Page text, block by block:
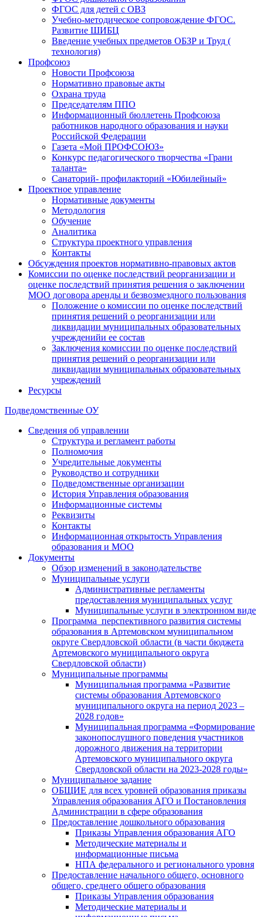
ФГОС для детей с ОВЗ
Учебно-методическое сопровождение ФГОС.
Развитие ШИБЦ
Введение учебных предметов ОБЗР и Труд (
технология)
Профсоюз
Новости Профсоюза
Нормативно правовые акты
Охрана труда
Председателям ППО
Информационный бюллетень Профсоюза
работников народного образования и науки
Российской Федерации
Газета «Мой ПРОФСОЮЗ»
Конкурс педагогического творчества «Грани
таланта»
Санаторий- профилакторий «Юбилейный»
Проектное управление
Нормативные документы
Методология
Обучение
Аналитика
Структура проектного управления
Контакты
Обсуждения проектов нормативно-правовых актов
Комиссии по оценке последствий реорганизации и
оценке последствий принятия решения о заключении
МОО договора аренды и безвозмездного пользования
Положение о комиссии по оценке последствий
принятия решений о реорганизации или
ликвидации муниципальных образовательных
учрежденийи ее состав
Заключения комиссии по оценке последствий
принятия решений о реорганизации или
ликвидации муниципальных образовательных
учреждений
Ресурсы
Подведомственные ОУ
Сведения об управлении
Структура и регламент работы
Полномочия
Учредительные документы
Руководство и сотрудники
Подведомственные организации
История Управления образования
Информационные системы
Реквизиты
Контакты
Информационная открытость Управления
образования и МОО
Документы
Обзор изменений в законодательстве
Муниципальные услуги
Административные регламенты
предоставления муниципальных услуг
Муниципальные услуги в электронном виде
Программа перспективного развития системы
образования в Артемовском муниципальном
округе Свердловской области (в части бюджета
Артемовского муниципального округа
Свердловской области)
Муниципальные программы
Муниципальная программа «Развитие
системы образования Артемовского
муниципального округа на период 2023 –
2028 годов»
Муниципальная программа «Формирование
законопослушного поведения участников
дорожного движения на территории
Артемовского муниципального округа
Свердловской области на 2023-2028 годы»
Муниципальное задание
ОБЩИЕ для всех уровней образования приказы
Управления образования АГО и Постановления
Администрации в сфере образования
Предоставление дошкольного образования
Приказы Управления образования АГО
Методические материалы и
информационные письма
НПА федерального и регионального уровня
Предоставление начального общего, основного
общего, среднего общего образования
Приказы Управления образования
Методические материалы и